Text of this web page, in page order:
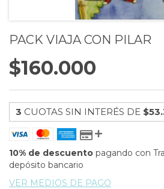
PACK VIAJA CON PILAR
$160.000
3 CUOTAS SIN INTERÉS DE
10% de descuento pagando con
depósito bancario
VER MEDIOS DE PAGO